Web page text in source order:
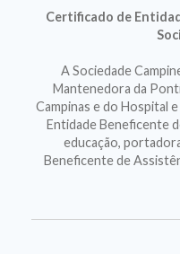
Certificado de
A Sociedade
Mantenedora da
Campinas e do Hospital
Entidade Beneficente
educação,
Beneficente de